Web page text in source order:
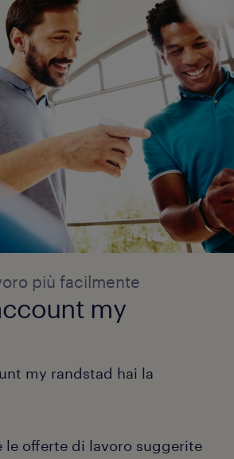
più facilmente
my
my randstad hai la
le offerte di lavoro suggerite